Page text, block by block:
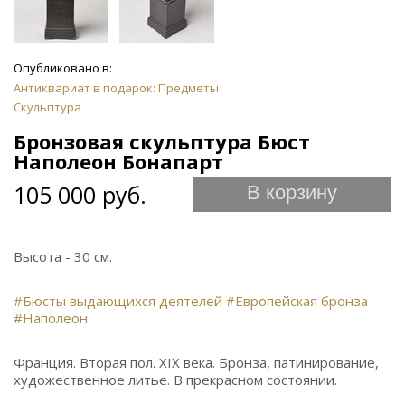
Опубликовано в:
Антиквариат в подарок: Предметы
Скульптура
Бронзовая скульптура Бюст
Наполеон Бонапарт
105 000 руб. В корзину
Высота - 30 см.
#Бюсты выдающихся деятелей #Европейская бронза
#Наполеон
Франция. Вторая пол. XIX века. Бронза, патинирование,
художественное литье. В прекрасном состоянии.